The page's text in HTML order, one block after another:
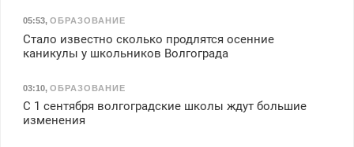
05:53, ОБРАЗОВАНИЕ
Стало известно сколько продлятся осенние
каникулы у школьников Волгограда
03:10, ОБРАЗОВАНИЕ
С 1 сентября волгоградские школы ждут большие
изменения